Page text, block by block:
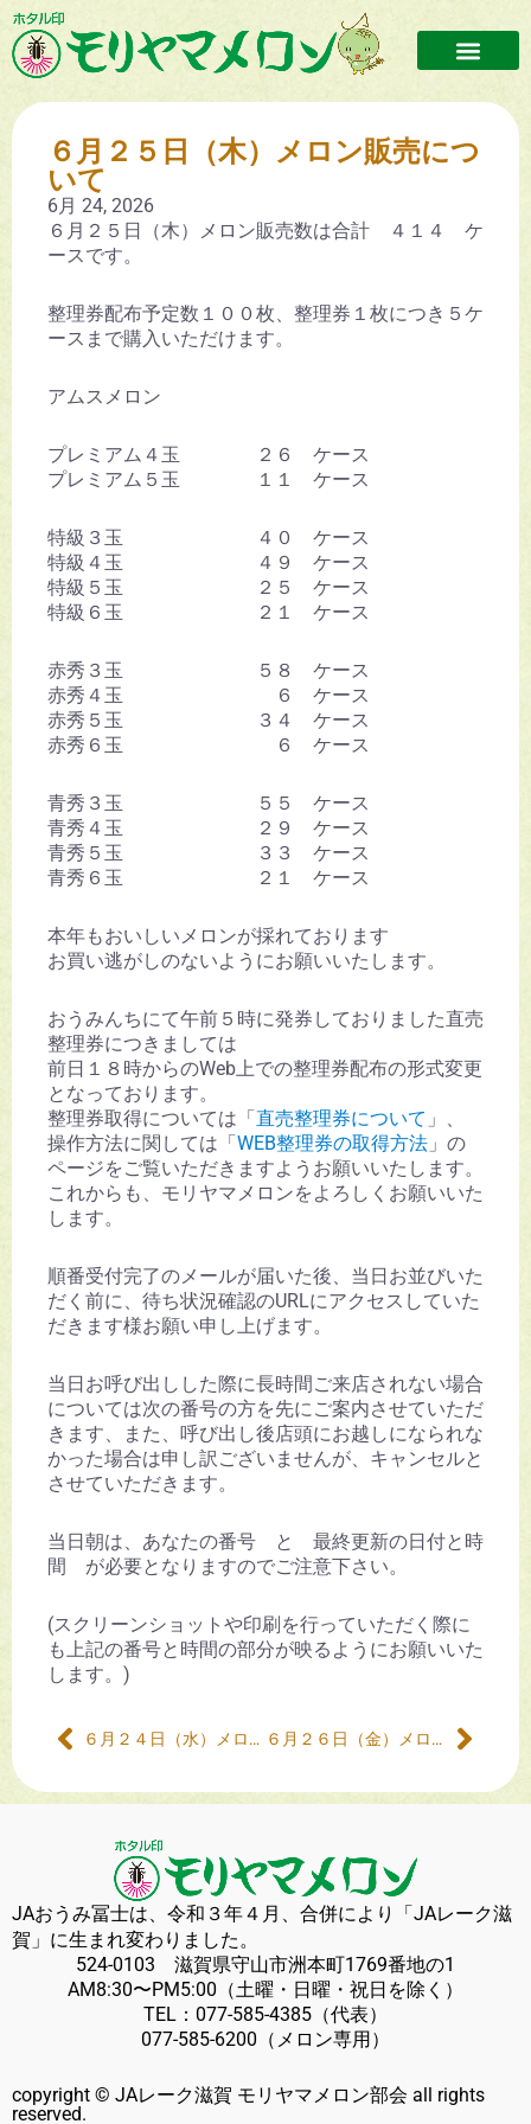
６月２５日（木）メロン販売につ
いて
6月 24, 2026
６月２５日（木）メロン販売数は合計 ４１４ ケ
ースです。
整理券配布予定数１００枚、整理券１枚につき５ケ
ースまで購入いただけます。
アムスメロン
プレミアム４玉 ２６ ケース
プレミアム５玉 １１ ケース
特級３玉 ４０ ケース
特級４玉 ４９ ケース
特級５玉 ２５ ケース
特級６玉 ２１ ケース
赤秀３玉 ５８ ケース
赤秀４玉 ６ ケース
赤秀５玉 ３４ ケース
赤秀６玉 ６ ケース
青秀３玉 ５５ ケース
青秀４玉 ２９ ケース
青秀５玉 ３３ ケース
青秀６玉 ２１ ケース
本年もおいしいメロンが採れております
お買い逃がしのないようにお願いいたします。
おうみんちにて午前５時に発券しておりました直売
整理券につきましては
前日１８時からのWeb上での整理券配布の形式変更
となっております。
整理券取得については「直売整理券について 」、
操作方法に関しては「WEB整理券の取得方法 」の
ページをご覧いただきますようお願いいたします。
これからも、モリヤマメロンをよろしくお願いいた
します。
順番受付完了のメールが届いた後、当日お並びいた
だく前に、待ち状況確認のURLにアクセスしていた
だきます様お願い申し上げます。
当日お呼び出しした際に長時間ご来店されない場合
については次の番号の方を先にご案内させていただ
きます、また、呼び出し後店頭にお越しになられな
かった場合は申し訳ございませんが、キャンセルと
させていただきます。
当日朝は、あなたの番号 と 最終更新の日付と時
間 が必要となりますのでご注意下さい。
(スクリーンショットや印刷を行っていただく際に
も上記の番号と時間の部分が映るようにお願いいた
します。)
６月２４日（水）メロン販売について ６月２６日（金）メロン販売について
JAおうみ冨士は、令和３年４月、合併により「JAレーク滋
賀」に生まれ変わりました。
524-0103 滋賀県守山市洲本町1769番地の1
AM8:30〜PM5:00（土曜・日曜・祝日を除く）
TEL： 077-585-4385 （代表）
077-585-6200 （メロン専用）
copyright © JAレーク滋賀 モリヤマメロン部会 all rights
reserved.